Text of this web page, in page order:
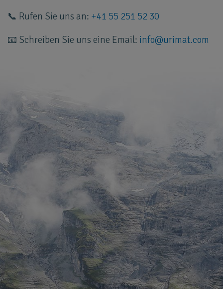
📞 Rufen Sie uns an: +41 55 251 52 30
📧 Schreiben Sie uns eine Email: info@urimat.com